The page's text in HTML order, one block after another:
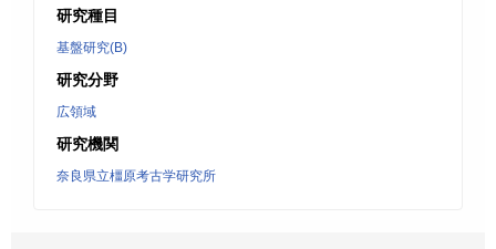
研究種目
基盤研究(B)
研究分野
広領域
研究機関
奈良県立橿原考古学研究所